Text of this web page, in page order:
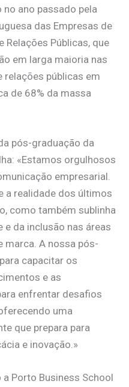
ano passado pela
das Empresas de
Relações Públicas, que
em larga maioria nas
relações públicas em
de 68% da massa
pós-graduação da
«Estamos orgulhosos
empresarial.
a realidade dos últimos
como também sublinha
da inclusão nas áreas
marca. A nossa pós-
capacitar os
e as
enfrentar desafios
uma
que prepara para
e inovação.»
Porto Business School